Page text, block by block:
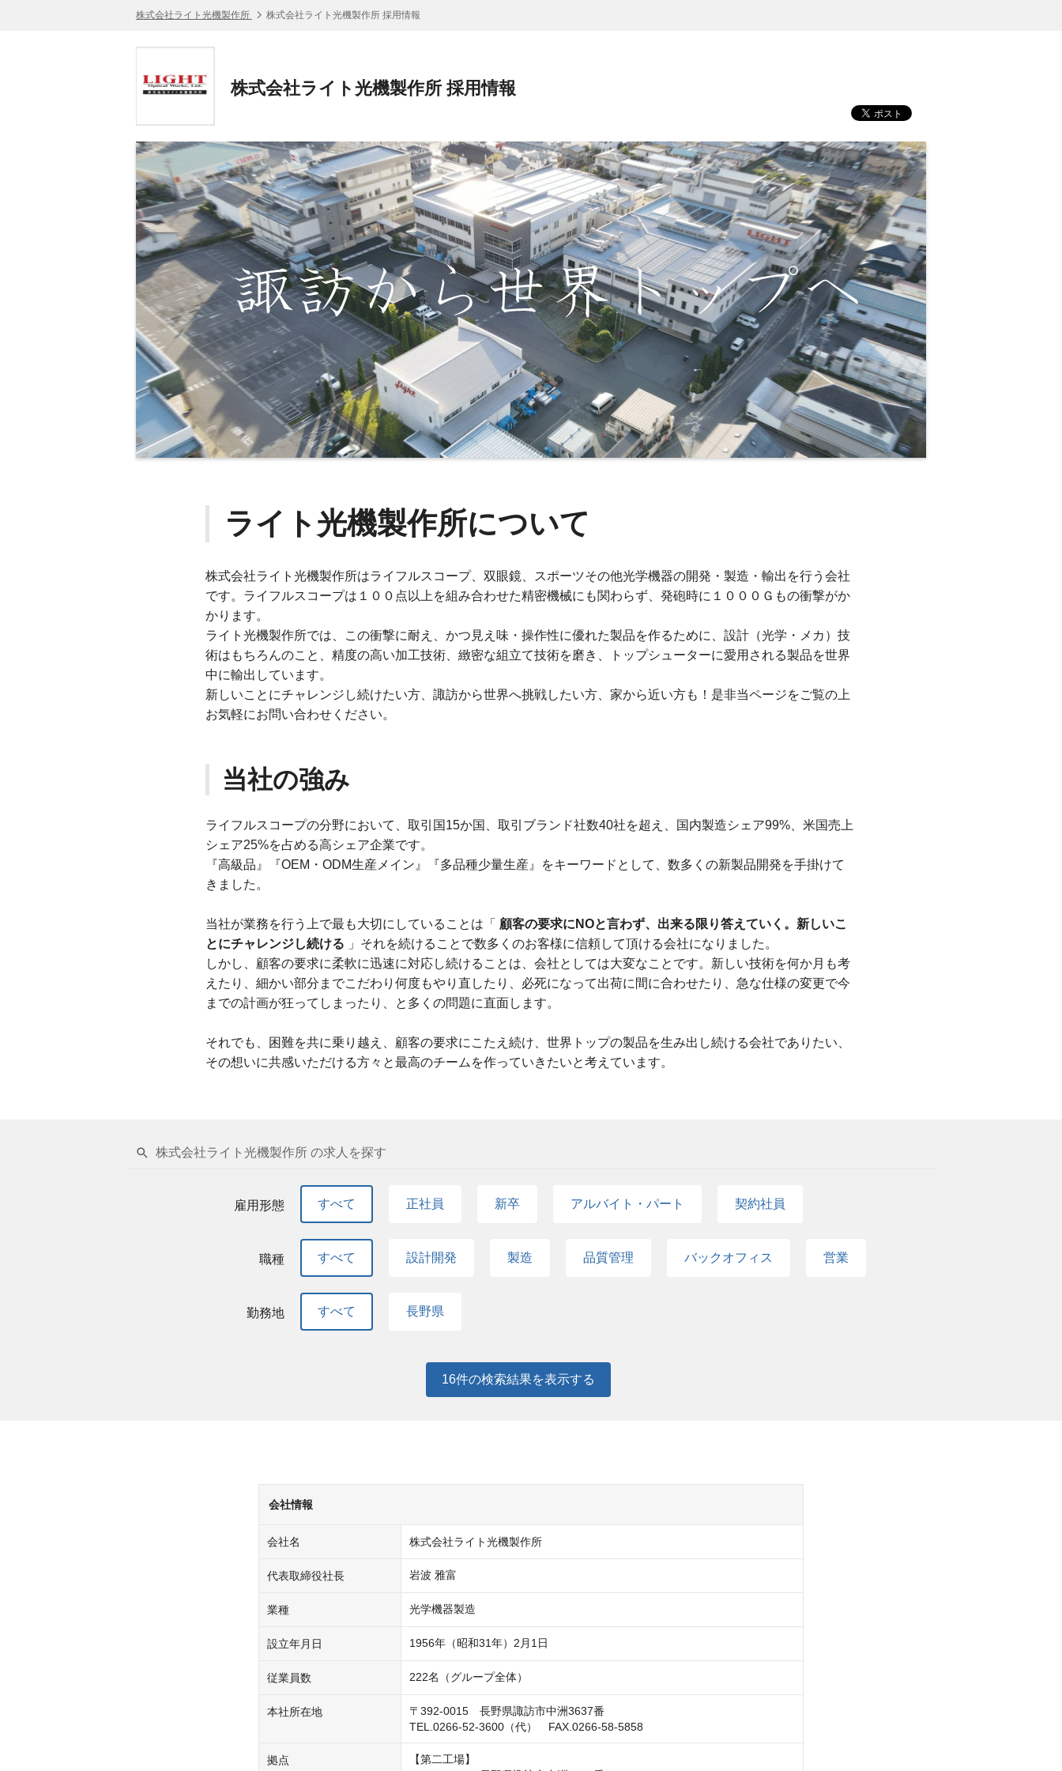
株式会社ライト光機製作所 株式会社ライト光機製作所 採用情報
株式会社ライト光機製作所 採用情報
ライト光機製作所について
株式会社ライト光機製作所はライフルスコープ、双眼鏡、スポーツその他光学機器の開発・製造・輸出を行う会社
です。ライフルスコープは１００点以上を組み合わせた精密機械にも関わらず、発砲時に１０００Ｇもの衝撃がか
かります。
ライト光機製作所では、この衝撃に耐え、かつ見え味・操作性に優れた製品を作るために、設計（光学・メカ）技
術はもちろんのこと、精度の高い加工技術、緻密な組立て技術を磨き、トップシューターに愛用される製品を世界
中に輸出しています。
新しいことにチャレンジし続けたい方、諏訪から世界へ挑戦したい方、家から近い方も！是非当ページをご覧の上
お気軽にお問い合わせください。
当社の強み
ライフルスコープの分野において、取引国15か国、取引ブランド社数40社を超え、国内製造シェア99%、米国売上
シェア25%を占める高シェア企業です。
『高級品』『OEM・ODM生産メイン』『多品種少量生産』をキーワードとして、数多くの新製品開発を手掛けて
きました。
当社が業務を行う上で最も大切にしていることは「 顧客の要求にNOと言わず、出来る限り答えていく。新しいこ
とにチャレンジし続ける 」それを続けることで数多くのお客様に信頼して頂ける会社になりました。
しかし、顧客の要求に柔軟に迅速に対応し続けることは、会社としては大変なことです。新しい技術を何か月も考
えたり、細かい部分までこだわり何度もやり直したり、必死になって出荷に間に合わせたり、急な仕様の変更で今
までの計画が狂ってしまったり、と多くの問題に直面します。
それでも、困難を共に乗り越え、顧客の要求にこたえ続け、世界トップの製品を生み出し続ける会社でありたい、
その想いに共感いただける方々と最高のチームを作っていきたいと考えています。
株式会社ライト光機製作所 の求人を探す
雇用形態 すべて 正社員 新卒 アルバイト・パート 契約社員
職種 すべて 設計開発 製造 品質管理 バックオフィス 営業
勤務地 すべて 長野県
16件の検索結果を表示する
会社情報
会社名 株式会社ライト光機製作所
代表取締役社長 岩波 雅富
業種 光学機器製造
設立年月日 1956年（昭和31年）2月1日
従業員数 222名（グループ全体）
本社所在地
〒392-0015　長野県諏訪市中洲3637番
TEL.0266-52-3600（代）　FAX.0266-58-5858
拠点
【第二工場】